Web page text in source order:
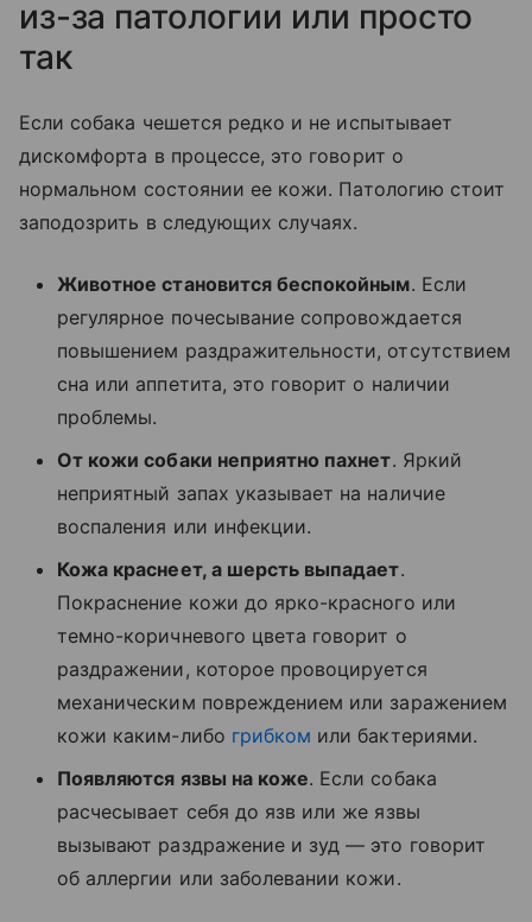
из-за патологии или просто
так
Если собака чешется редко и не испытывает
дискомфорта в процессе, это говорит о
нормальном состоянии ее кожи. Патологию стоит
заподозрить в следующих случаях.
Животное становится беспокойным. Если
регулярное почесывание сопровождается
повышением раздражительности, отсутствием
сна или аппетита, это говорит о наличии
проблемы.
От кожи собаки неприятно пахнет. Яркий
неприятный запах указывает на наличие
воспаления или инфекции.
Кожа краснеет, а шерсть выпадает.
Покраснение кожи до ярко-красного или
темно-коричневого цвета говорит о
раздражении, которое провоцируется
механическим повреждением или заражением
кожи каким-либо грибком или бактериями.
Появляются язвы на коже. Если собака
расчесывает себя до язв или же язвы
вызывают раздражение и зуд — это говорит
об аллергии или заболевании кожи.